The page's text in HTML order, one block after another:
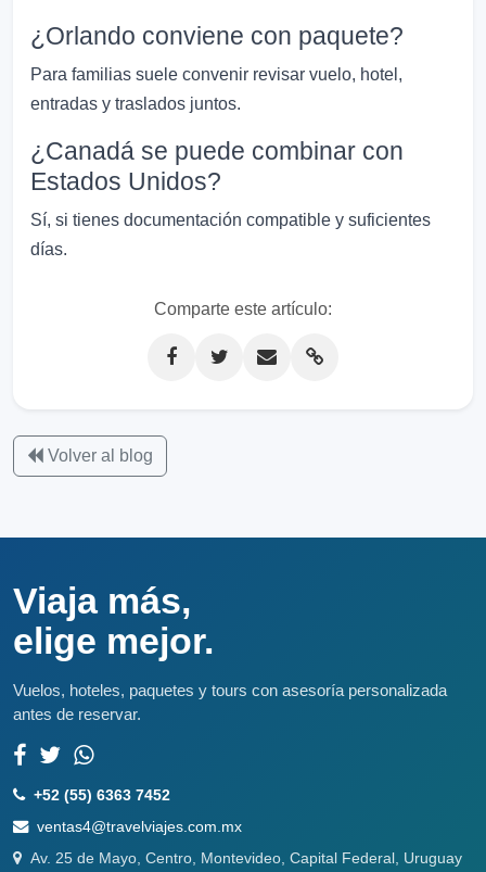
¿Orlando conviene con paquete?
Para familias suele convenir revisar vuelo, hotel,
entradas y traslados juntos.
¿Canadá se puede combinar con
Estados Unidos?
Sí, si tienes documentación compatible y suficientes
días.
Comparte este artículo:
Volver al blog
Viaja más,
elige mejor.
Vuelos, hoteles, paquetes y tours con asesoría personalizada
antes de reservar.
+52 (55) 6363 7452
ventas4@travelviajes.com.mx
Av. 25 de Mayo, Centro, Montevideo, Capital Federal, Uruguay